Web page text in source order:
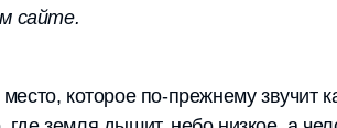
сайте.
которое по-прежнему